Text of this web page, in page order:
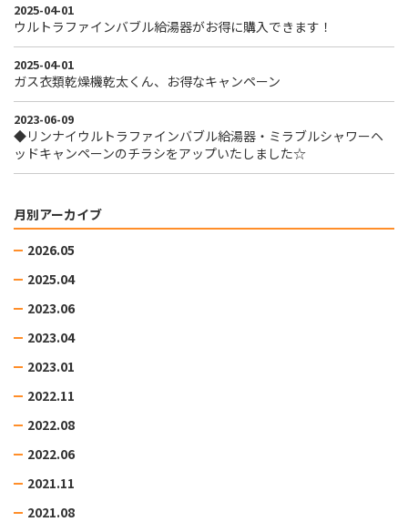
2025-04-01
ウルトラファインバブル給湯器がお得に購入できます！
2025-04-01
ガス衣類乾燥機乾太くん、お得なキャンペーン
2023-06-09
◆リンナイウルトラファインバブル給湯器・ミラブルシャワーヘ
ッドキャンペーンのチラシをアップいたしました☆
月別アーカイブ
2026.05
2025.04
2023.06
2023.04
2023.01
2022.11
2022.08
2022.06
2021.11
2021.08